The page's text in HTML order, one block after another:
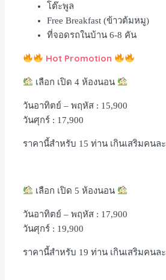
โต๊ะพูล
Free Breakfast (ข้าวต้มหมู)
ที่จอดรถในบ้าน 6-8 คัน
Hot Promotion
เลือก เปิด 4ห้องนอน
วันอาทิตย์ – พฤหัส : 15,900
วันศุกร์ : 17,900
ราคานี้สำหรับ 15 ท่าน เกินเสริมคนละ
เลือก เปิด 5ห้องนอน
วันอาทิตย์ – พฤหัส : 17,900
วันศุกร์ : 19,900
ราคานี้สำหรับ 19 ท่าน เกินเสริมคนละ